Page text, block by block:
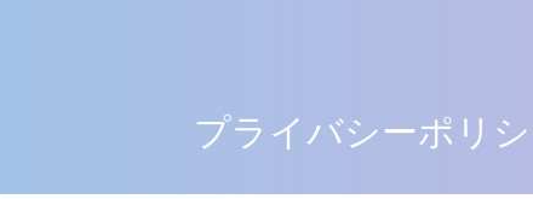
プライバシーポリ